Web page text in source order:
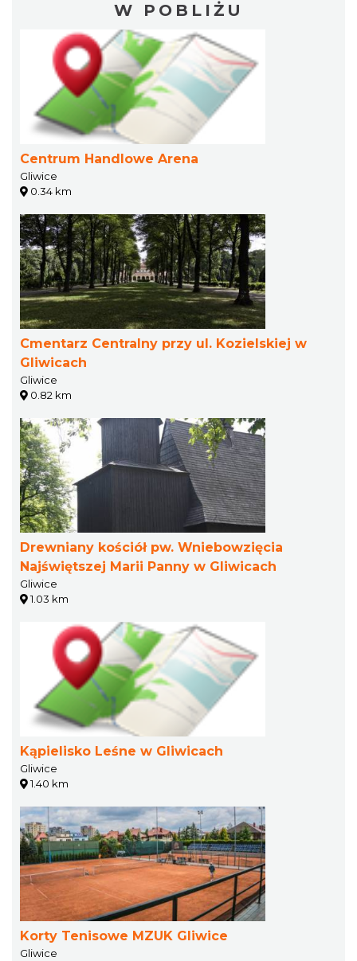
W POBLIŻU
Centrum Handlowe Arena
Gliwice
0.34 km
Cmentarz Centralny przy ul. Kozielskiej w
Gliwicach
Gliwice
0.82 km
Drewniany kościół pw. Wniebowzięcia
Najświętszej Marii Panny w Gliwicach
Gliwice
1.03 km
Kąpielisko Leśne w Gliwicach
Gliwice
1.40 km
Korty Tenisowe MZUK Gliwice
Gliwice